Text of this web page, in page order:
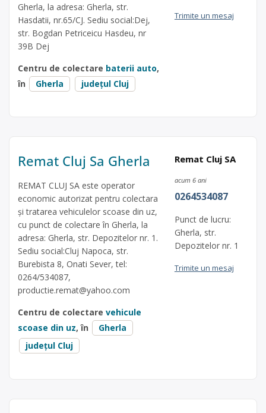
Gherla, la adresa: Gherla, str.
Hasdatii, nr.65/CJ. Sediu social:Dej,
str. Bogdan Petriceicu Hasdeu, nr
39B Dej
Centru de colectare baterii auto,
în
Gherla județul Cluj
Trimite un mesaj
Remat Cluj Sa Gherla
REMAT CLUJ SA este operator
economic autorizat pentru colectara
și tratarea vehiculelor scoase din uz,
cu punct de colectare în Gherla, la
adresa: Gherla, str. Depozitelor nr. 1.
Sediu social:Cluj Napoca, str.
Burebista 8, Onati Sever, tel:
0264/534087,
productie.remat@yahoo.com
Centru de colectare vehicule
scoase din uz, în
Gherla
județul Cluj
Remat Cluj SA
acum 6 ani
0264534087
Punct de lucru:
Gherla, str.
Depozitelor nr. 1
Trimite un mesaj